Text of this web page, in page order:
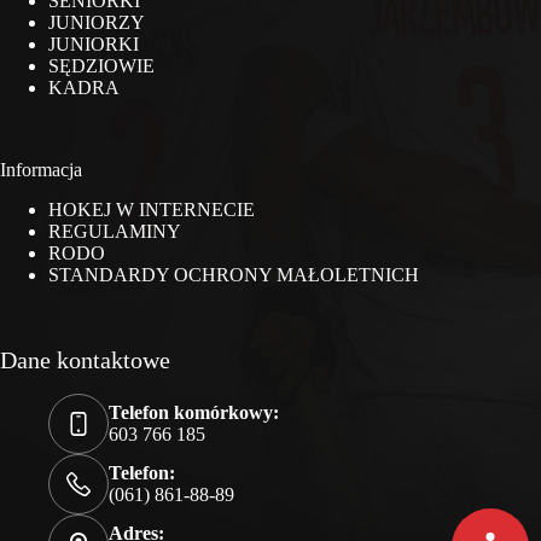
JUNIORZY
JUNIORKI
SĘDZIOWIE
KADRA
Informacja
HOKEJ W INTERNECIE
REGULAMINY
RODO
STANDARDY OCHRONY MAŁOLETNICH
Dane kontaktowe
Telefon komórkowy:
603 766 185
Telefon:
(061) 861-88-89
Adres: